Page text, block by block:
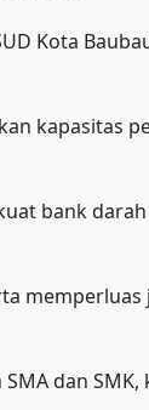
Kota
kapasitas
bank
dan SMK,